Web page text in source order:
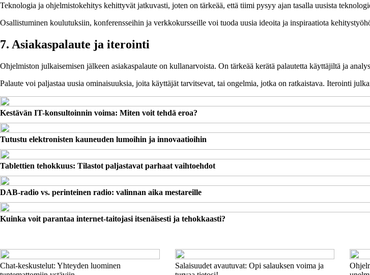
Teknologia ja ohjelmistokehitys kehittyvät jatkuvasti, joten on tärkeää, että tiimi pysyy ajan tasalla uusista
Osallistuminen koulutuksiin, konferensseihin ja verkkokursseille voi tuoda uusia ideoita ja inspiraatiota
7. Asiakaspalaute ja iterointi
Ohjelmiston julkaisemisen jälkeen asiakaspalaute on kullanarvoista. On tärkeää kerätä palautetta käyttäjiltä ja
Palaute voi paljastaa uusia ominaisuuksia, joita käyttäjät tarvitsevat, tai ongelmia, jotka on ratkaistava. Iterointi
Kestävän IT-konsultoinnin voima: Miten voit tehdä eroa?
Tutustu elektronisten kauneuden lumoihin ja innovaatioihin
Tablettien tehokkuus: Tilastot paljastavat parhaat vaihtoehdot
DAB-radio vs. perinteinen radio: valinnan aika mestareille
Kuinka voit parantaa internet-taitojasi itsenäisesti ja tehokkaasti?
Chat-keskustelut: Yhteyden luominen
Salaisuudet avautuvat: Opi salauksen voima ja